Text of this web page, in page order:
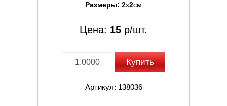
Размеры: 2x2см
Цена: 15 р/шт.
Купить
Артикул: 138036